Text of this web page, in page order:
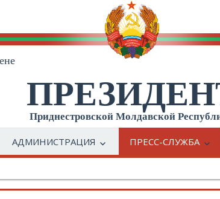
Приднестровской Молдавской
АДМИНИСТРАЦИЯ ПРЕСС-СЛУЖБА